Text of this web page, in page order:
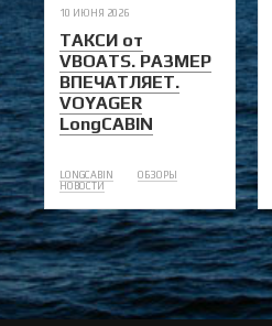
10 ИЮНЯ 2026
ТАКСИ от
VBOATS. РАЗМЕР
ВПЕЧАТЛЯЕТ.
VOYAGER
LongCABIN
LONGCABIN
ОБЗОРЫ
НОВОСТИ